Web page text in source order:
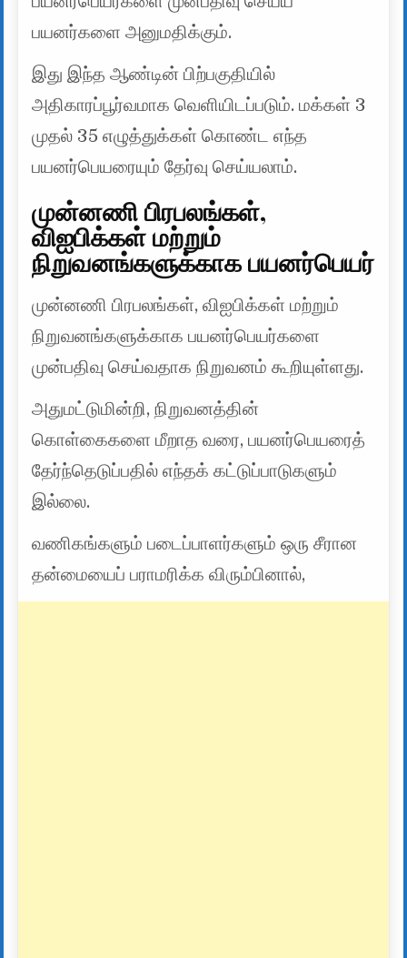
பயனர்களை அனுமதிக்கும்.
இது இந்த ஆண்டின் பிற்பகுதியில்
அதிகாரப்பூர்வமாக வெளியிடப்படும். மக்கள் 3
முதல் 35 எழுத்துக்கள் கொண்ட எந்த
பயனர்பெயரையும் தேர்வு செய்யலாம்.
முன்னணி பிரபலங்கள்,
விஐபிக்கள் மற்றும்
நிறுவனங்களுக்காக பயனர்பெயர்
முன்னணி பிரபலங்கள், விஐபிக்கள் மற்றும்
நிறுவனங்களுக்காக பயனர்பெயர்களை
முன்பதிவு செய்வதாக நிறுவனம் கூறியுள்ளது.
அதுமட்டுமின்றி, நிறுவனத்தின்
கொள்கைகளை மீறாத வரை, பயனர்பெயரைத்
தேர்ந்தெடுப்பதில் எந்தக் கட்டுப்பாடுகளும்
இல்லை.
வணிகங்களும் படைப்பாளர்களும் ஒரு சீரான
தன்மையைப் பராமரிக்க விரும்பினால்,